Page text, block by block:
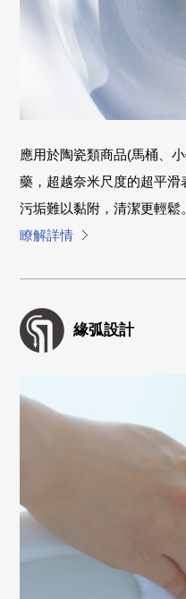
應用於陶瓷類商品(馬桶、
藥，超越奈米尺度的超平
污垢難以黏附，清潔更輕鬆。
瞭解詳情
緣弧設計